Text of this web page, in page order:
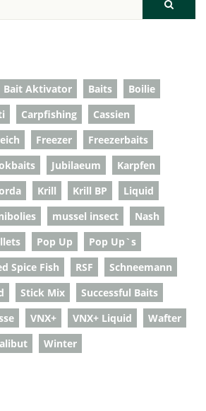
Bait Aktivator Baits
Boilie
Carpfishing
Cassien
Freezer
Freezerbaits
Jubilaeum
Karpfen
Krill Krill BP
Liquid
mussel insect
Nash
Pop Up
Pop Up`s
Spice Fish RSF
Schneemann
Stick Mix
Successful Baits
VNX+ VNX+ Liquid
Wafter
Winter